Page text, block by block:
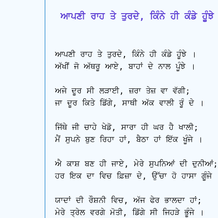
ਆਪਣੀ ਰਾਹ ਤੇ ਤੁਰਦੇ, ਕਿੰਨੇ ਹੀ ਕੰਡੇ ਹੂੰਝੇ
ਆਪਣੀ ਰਾਹ ਤੇ ਤੁਰਦੇ, ਕਿੰਨੇ ਹੀ ਕੰਡੇ ਹੂੰਝੇ ।
ਅੱਖੀਂ ਜੋ ਅੱਥਰੂ ਆਏ, ਬਾਹਾਂ ਦੇ ਨਾਲ ਪੂੰਝੇ ।
ਅਜੇ ਦੂਰ ਸੀ ਲੜਾਈ, ਜ਼ਰਾ ਤੇਜ਼ ਵਾ ਵੱਗੀ;
ਜਾ ਦੂਰ ਕਿਤੇ ਡਿੱਗੇ, ਸਾਥੀ ਅੱਕ ਵਾਲੀ ਰੂੰ ਦੇ ।
ਜਿੱਥੇ ਜੀ ਚਾਹੇ ਖੇਡੋ, ਸਾਰਾ ਹੀ ਘਰ ਹੈ ਖਾਲੀ;
ਮੈਂ ਸੁਪਨੇ ਬੁਣ ਰਿਹਾ ਹਾਂ, ਬੈਠਾ ਹਾਂ ਇੱਕ ਖੂੰਜੇ ।
ਐ ਕਾਸ਼ ਬਣ ਹੀ ਜਾਏ, ਮੇਰੇ ਸੁਪਨਿਆਂ ਦੀ ਦੁਨੀਆਂ;
ਹਰ ਇਕ ਦਾ ਵਿਚ ਫ਼ਿਜ਼ਾ ਦੇ, ਉੱਚਾ ਹੋ ਹਾਸਾ ਗੂੰਜੇ
ਯਾਦਾਂ ਦੀ ਰੌਸ਼ਨੀ ਵਿਚ, ਅੱਜ ਫੇਰ ਭਾਲਦਾ ਹਾਂ;
ਮੇਰੇ ਤ੍ਰੇਲ ਵਰਗੇ ਮੋਤੀ, ਡਿੱਗੇ ਸੀ ਜਿਹੜੇ ਭੂੰਜੇ ।